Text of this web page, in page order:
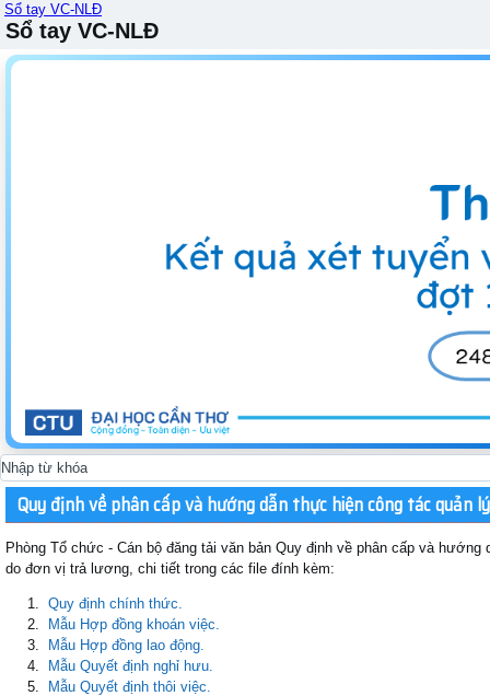
Sổ tay VC-NLĐ
Sổ tay VC-NLĐ
Quy định về phân cấp và hướng dẫn thực hiện công tác quản
Phòng Tổ chức - Cán bộ đăng tải văn bản Quy định về phân cấp và
do đơn vị trả lương, chi tiết trong các file đính kèm:
1. Quy định chính thức.
2.
Mẫu Hợp đồng khoán việc.
3.
Mẫu Hợp đồng lao động.
4.
Mẫu Quyết định nghỉ hưu.
5.
Mẫu Quyết định thôi việc.